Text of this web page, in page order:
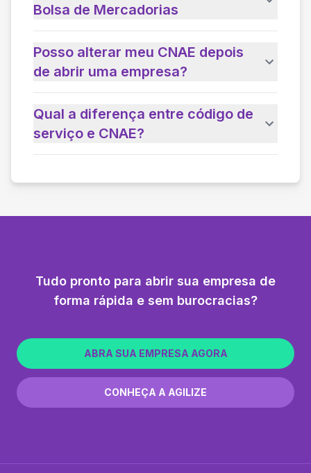
Bolsa de Mercadorias
Posso alterar meu CNAE depois
de abrir uma empresa?
Qual a diferença entre código de
serviço e CNAE?
Tudo pronto para abrir sua empresa de
forma rápida e sem burocracias?
ABRA SUA EMPRESA AGORA
CONHEÇA A AGILIZE